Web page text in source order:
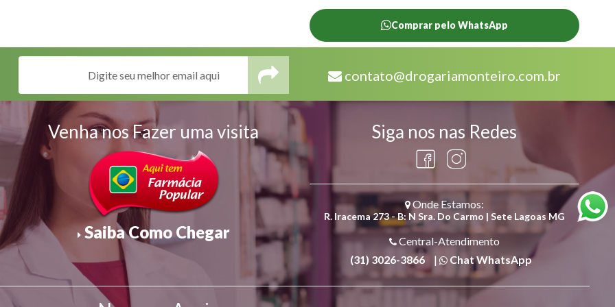
Comprar pelo WhatsApp
contato@drogariamonteiro.com.br
Venha nos Fazer uma visita
Saiba Como Chegar
Siga nos nas Redes
Onde Estamos:
R. Iracema 273 - B: N Sra. Do Carmo | Sete Lagoas MG
Central-Atendimento
(31) 3026-3866
| Chat WhatsApp